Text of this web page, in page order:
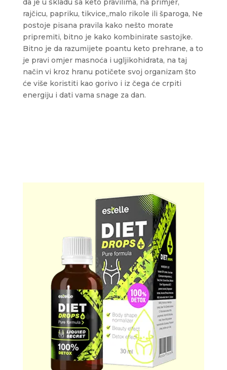
da je u skladu sa keto pravilima, na primjer,
rajčicu, papriku, tikvice,,malo rikole ili šparoga, Ne
postoje pisana pravila kako nešto morate
pripremiti, bitno je kako kombinirate sastojke.
Bitno je da razumijete poantu keto prehrane, a to
je pravi omjer masnoća i ugljikohidrata, na taj
način vi kroz hranu potičete svoj organizam što
će više koristiti kao gorivo i iz čega će crpiti
energiju i dati vama snage za dan.